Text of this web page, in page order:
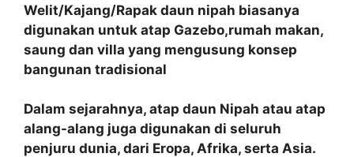
Welit/Kajang/Rapak daun nipah biasanya
digunakan untuk atap Gazebo,rumah makan,
saung dan villa yang mengusung konsep
bangunan tradisional
Dalam sejarahnya, atap daun Nipah atau atap
alang-alang juga digunakan di seluruh
penjuru dunia, dari Eropa, Afrika, serta Asia.